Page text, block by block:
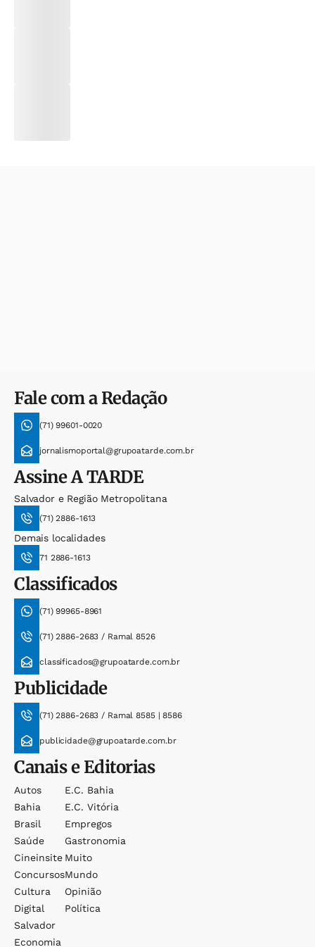
Fale com a Redação
(71) 99601-0020
jornalismoportal@grupoatarde.com.br
AssineA TARDE
Salvador e Região Metropolitana
(71) 2886-1613
Demais localidades
71 2886-1613
Classificados
(71) 99965-8961
(71) 2886-2683 / Ramal 8526
classificados@grupoatarde.com.br
Publicidade
(71) 2886-2683 / Ramal 8585 | 8586
publicidade@grupoatarde.com.br
Canais e Editorias
Autos
Bahia
Brasil
Saúde
Cineinsite
Concursos
Cultura
Digital
Salvador
Economia
E.c. Bahia
E.c. Vitória
Empregos
Gastronomia
Muito
Mundo
Opinião
Política